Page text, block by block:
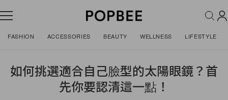
FASHION ACCESSORIES BEAUTY WELLNESS LIFESTYLE
如何挑選適合自己臉型的太陽眼鏡？首
先你要認清這一點！